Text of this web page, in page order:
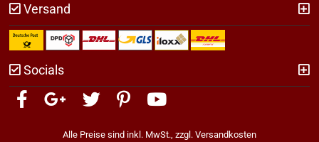
Versand
Socials
Alle Preise sind inkl. MwSt., zzgl. Versandkosten